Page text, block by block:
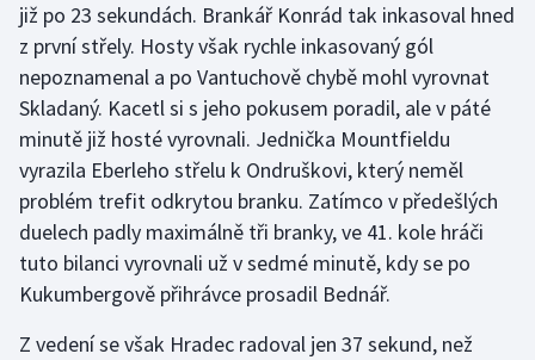
Futsal
Golf
Gymnastika
Házená
Jezdectví
již po 23 sekundách. Brankář Konrád tak inkasoval hned
z první střely. Hosty však rychle inkasovaný gól
nepoznamenal a po Vantuchově chybě mohl vyrovnat
Skladaný. Kacetl si s jeho pokusem poradil, ale v páté
minutě již hosté vyrovnali. Jednička Mountfieldu
vyrazila Eberleho střelu k Ondruškovi, který neměl
problém trefit odkrytou branku. Zatímco v předešlých
duelech padly maximálně tři branky, ve 41. kole hráči
tuto bilanci vyrovnali už v sedmé minutě, kdy se po
Kukumbergově přihrávce prosadil Bednář.
Z vedení se však Hradec radoval jen 37 sekund, než